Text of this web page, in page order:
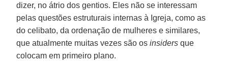
dizer, no átrio dos gentios. Eles não se interessam
pelas questões estruturais internas à Igreja, como as
do celibato, da ordenação de mulheres e similares,
que atualmente muitas vezes são osinsiders que
colocam em primeiro plano.